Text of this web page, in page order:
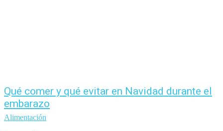
Qué comer y qué evitar en Navidad durante el
embarazo
Alimentación